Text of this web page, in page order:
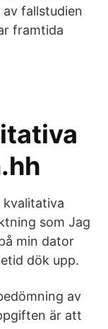
fallstudien
framtida
kvalitativa
som Jag
min dator
dök upp.
av
är att